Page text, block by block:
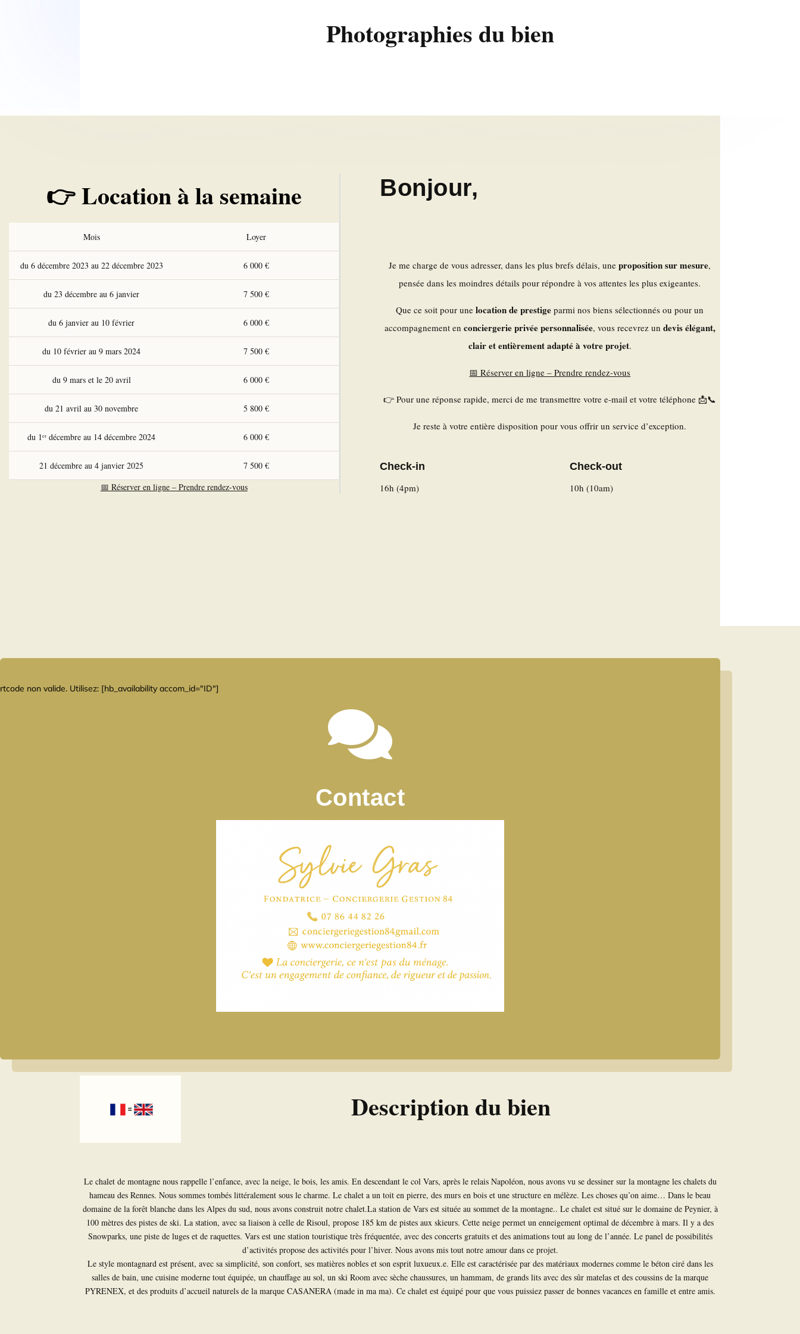
Photographies du bien
👉 Location à la semaine
Mois Loyer
du 6 décembre 2023 au 22 décembre 2023 6 000 €
du 23 décembre au 6 janvier 7 500 €
du 6 janvier au 10 février 6 000 €
du 10 février au 9 mars 2024 7 500 €
du 9 mars et le 20 avril 6 000 €
du 21 avril au 30 novembre 5 800 €
du 1ᵉʳ décembre au 14 décembre 2024 6 000 €
21 décembre au 4 janvier 2025
7 500 €
📅 Réserver en ligne – Prendre rendez-vous
non valide. Utilisez: [hb_availability accom_id="ID"]
Bonjour,
Je me charge de vous adresser, dans les plus brefs délais, uneproposition sur mesure,
pensée dans les moindres détails pour répondre à vos attentes les plus exigeantes.
Que ce soit pour unelocation de prestige parmi nos biens sélectionnés ou pour un
accompagnement en conciergerie privée personnalisée, vous recevrez un devis élégant,
clair et entièrement adapté à votre projet.
📅 Réserver en ligne – Prendre rendez-vous
👉 Pour une réponse rapide, merci de me transmettre votre e-mail et votre téléphone 📩📞
Je reste à votre entière disposition pour vous offrir un service d’exception.
Check-in
16h (4pm)
Check-out
10h (10am)

Contact
Description du bien
Le chalet de montagne nous rappelle l’enfance, avec la neige, le bois, les amis. En descendant le col Vars, après le relais Napoléon, nous avons vu se dessiner sur la montagne les chalets du
hameau des Rennes. Nous sommes tombés littéralement sous le charme. Le chalet a un toit en pierre, des murs en bois et une structure en mélèze. Les choses qu’on aime… Dans le beau
domaine de la forêt blanche dans les Alpes du sud, nous avons construit notre chalet.La station de Vars est située au sommet de la montagne.. Le chalet est situé sur le domaine de Peynier, à
100 mètres des pistes de ski. La station, avec sa liaison à celle de Risoul, propose 185 km de pistes aux skieurs. Cette neige permet un enneigement optimal de décembre à mars. Il y a des
Snowparks, une piste de luges et de raquettes. Vars est une station touristique très fréquentée, avec des concerts gratuits et des animations tout au long de l’année. Le panel de possibilités
d’activités propose des activités pour l’hiver. Nous avons mis tout notre amour dans ce projet.
Le style montagnard est présent, avec sa simplicité, son confort, ses matières nobles et son esprit luxueux.e. Elle est caractérisée par des matériaux modernes comme le béton ciré dans les
salles de bain, une cuisine moderne tout équipée, un chauffage au sol, un ski Room avec sèche chaussures, un hammam, de grands lits avec des sûr matelas et des coussins de la marque
PYRENEX, et des produits d’accueil naturels de la marque CASANERA (made in ma ma). Ce chalet est équipé pour que vous puissiez passer de bonnes vacances en famille et entre amis.